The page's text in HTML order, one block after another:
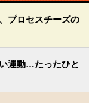
プロセスチーズの
運動…たったひと